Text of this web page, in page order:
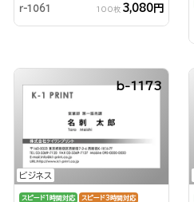
r-1061 100枚 3,080円
ビジネス
b-1173
スピード1時間対応 スピード3時間対応